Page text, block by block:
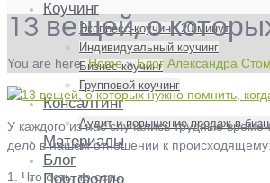
Коучинг
Экспресс-коучинг. 20 минут
Индивидуальный коучинг
Бизнес коучинг
Групповой коучинг
Консалтинг
Аудит и повышение продаж в
Материалы
Блог
Портфолио
13 вещей, о
You are here:Home » Блог Александра
У каждого из нас случались трудные
дело в нашем отношении к происходящему:
1. Что есть, то есть.